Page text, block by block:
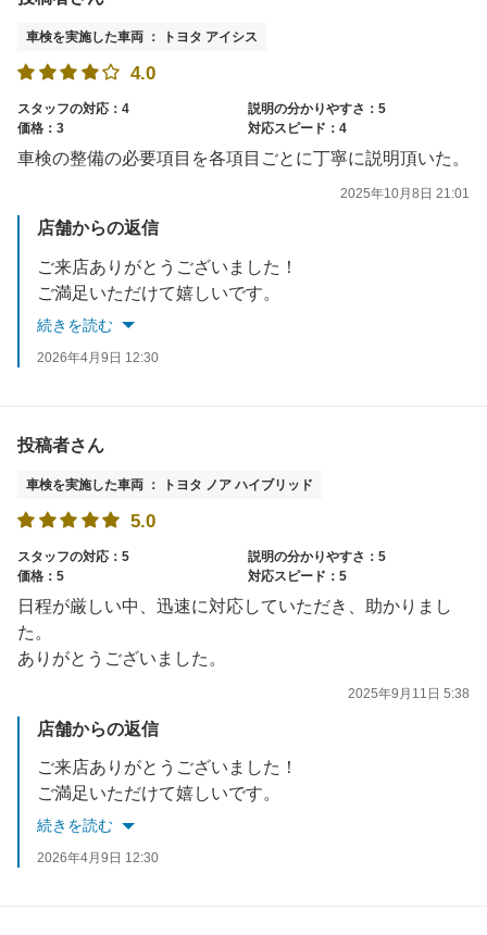
車検を実施した車両 ： トヨタ アイシス
4.0
スタッフの対応：4
説明の分かりやすさ：5
価格：3
対応スピード：4
車検の整備の必要項目を各項目ごとに丁寧に説明頂いた。
2025年10月8日 21:01
店舗からの返信
ご来店ありがとうございました！
ご満足いただけて嬉しいです。
またのご利用をお待ちしております！
続きを読む
2026年4月9日 12:30
投稿者さん
車検を実施した車両 ： トヨタ ノア ハイブリッド
5.0
スタッフの対応：5
説明の分かりやすさ：5
価格：5
対応スピード：5
日程が厳しい中、迅速に対応していただき、助かりまし
た。
ありがとうございました。
2025年9月11日 5:38
店舗からの返信
ご来店ありがとうございました！
ご満足いただけて嬉しいです。
またのご利用をお待ちしております！
続きを読む
2026年4月9日 12:30